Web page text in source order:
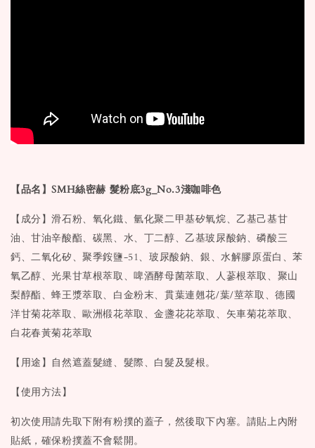
【品名】SMH絲密赫 髮粉底3g_No.3淺咖啡色
【成分】滑石粉、氧化鐵、氫化聚二甲基矽氧烷、乙基己基甘
油、甘油辛酸酯、碳黑、水、丁二醇、乙基玻尿酸鈉、磷酸三
鈣、二氧化矽、聚季銨鹽-51、玻尿酸鈉、銀、水解膠原蛋白、苯
氧乙醇、光果甘草根萃取、啤酒酵母菌萃取、人蔘根萃取、聚山
梨醇酯、蜂王漿萃取、白金粉末、貫葉連翹花/葉/莖萃取、德國
洋甘菊花萃取、歐洲椴花萃取、金盞花花萃取、矢車菊花萃取、
白花春黃菊花萃取
【用途】自然遮蓋髮縫、髮際、白髮及髮根。
【使用方法】
初次使用請先取下附有粉撲的蓋子，然後取下內塞。請貼上內附
貼紙，確保粉撲蓋不會鬆開。